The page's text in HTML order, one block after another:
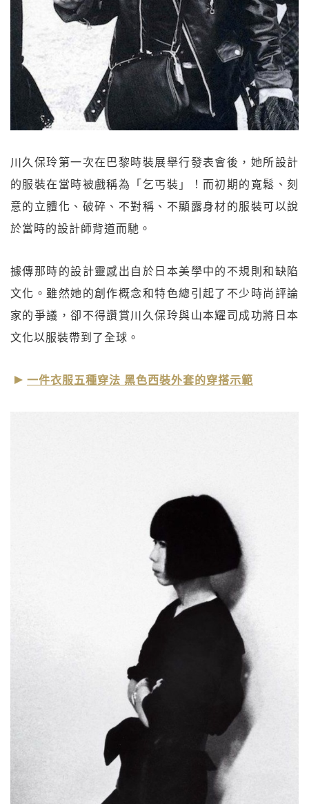
川久保玲第一次在巴黎時裝展舉行發表會後，她所設計
的服裝在當時被戲稱為「乞丐裝」！而初期的寬鬆、刻
意的立體化、破碎、不對稱、不顯露身材的服裝可以說
於當時的設計師背道而馳。
據傳那時的設計靈感出自於日本美學中的不規則和缺陷
文化。雖然她的創作概念和特色總引起了不少時尚評論
家的爭議，卻不得讚賞川久保玲與山本耀司成功將日本
文化以服裝帶到了全球。
一件衣服五種穿法 黑色西裝外套的穿搭示範